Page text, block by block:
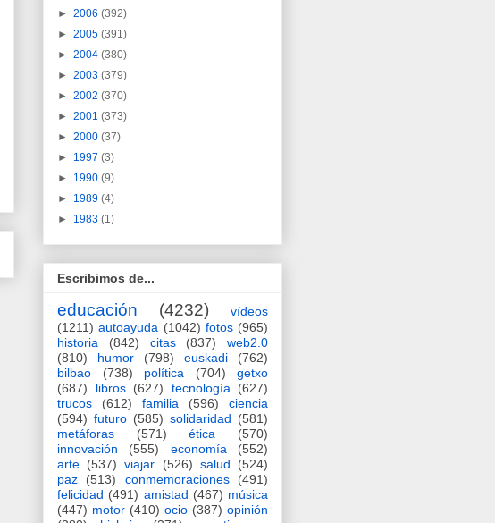
► 2006 (392)
► 2005 (391)
► 2004 (380)
► 2003 (379)
► 2002 (370)
► 2001 (373)
► 2000 (37)
► 1997 (3)
► 1990 (9)
► 1989 (4)
► 1983 (1)
Escribimos de...
educación (4232)
vídeos
(1211) autoayuda (1042) fotos (965)
historia
(842) citas (837)
web2.0
(810)
humor (798) euskadi
(762)
bilbao
(738) política (704)
getxo
(687)
libros (627) tecnología
(627)
trucos
(612) familia (596)
ciencia
(594) futuro (585) solidaridad (581)
metáforas
(571) ética
(570)
innovación
(555) economía
(552)
arte (537) viajar (526) salud
(524)
paz
(513) conmemoraciones
(491)
felicidad (491) amistad (467) música
(447) motor (410) ocio (387) opinión